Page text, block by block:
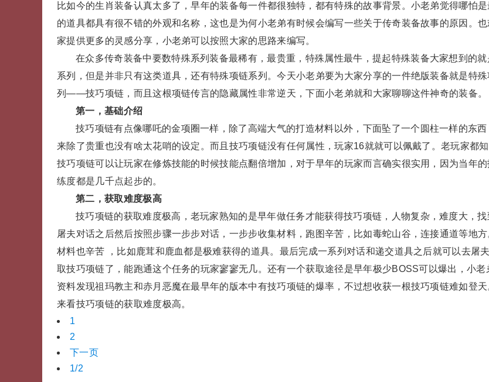
比如今的生肖装备认真太多了，早年的装备每一件都很独特，都有特殊的故事背景。小老弟觉得哪怕
的道具都具有很不错的外观和名称，这也是为何小老弟有时候会编写一些关于传奇装备故事的原因。也
家提供更多的灵感分享，小老弟可以按照大家的思路来编写。
在众多传奇装备中要数特殊系列装备最稀有，最贵重，特殊属性最牛，提起特殊装备大家想到的就
系列，但是并非只有这类道具，还有特殊项链系列。今天小老弟要为大家分享的一件绝版装备就是特殊
列——技巧项链，而且这根项链传言的隐藏属性非常逆天，下面小老弟就和大家聊聊这件神奇的装备。
第一，基础介绍
技巧项链有点像哪吒的金项圈一样，除了高端大气的打造材料以外，下面坠了一个圆柱一样的东西
来除了贵重也没有啥太花哨的设定。而且技巧项链没有任何属性，玩家16就就可以佩戴了。老玩家都
技巧项链可以让玩家在修炼技能的时候技能点翻倍增加，对于早年的玩家而言确实很实用，因为当年
练度都是几千点起步的。
第二，获取难度极高
技巧项链的获取难度极高，老玩家熟知的是早年做任务才能获得技巧项链，人物复杂，难度大，找
屠夫对话之后然后按照步骤一步步对话，一步步收集材料，跑图辛苦，比如毒蛇山谷，连接通道等地
材料也辛苦 ，比如鹿茸和鹿血都是极难获得的道具。最后完成一系列对话和递交道具之后就可以去屠
取技巧项链了，能跑通这个任务的玩家寥寥无几。还有一个获取途径是早年极少BOSS可以爆出，小老
资料发现祖玛教主和赤月恶魔在最早年的版本中有技巧项链的爆率，不过想收获一根技巧项链难如登天
来看技巧项链的获取难度极高。
1
2
下一页
1/2